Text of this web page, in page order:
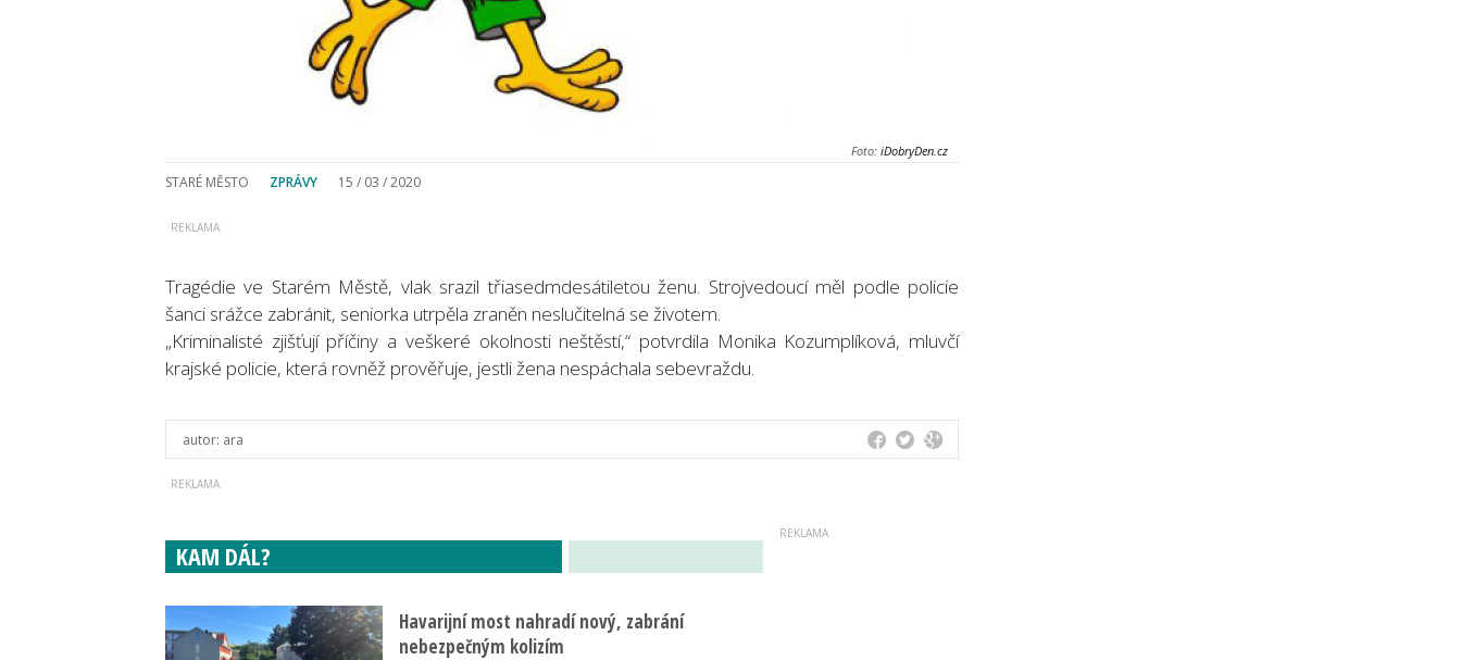
Foto: iDobryDen.cz
STARÉ MĚSTO ZPRÁVY 15 / 03 / 2020
Tragédie ve Starém Městě, vlak srazil třiasedmdesátiletou ženu. Strojvedoucí měl podle policie
šanci srážce zabránit, seniorka utrpěla zraněn neslučitelná se životem.
„Kriminalisté zjišťují příčiny a veškeré okolnosti neštěstí,“ potvrdila Monika Kozumplíková, mluvčí
krajské policie, která rovněž prověřuje, jestli žena nespáchala sebevraždu.
autor: ara
KAM DÁL?
Havarijní most nahradí nový, zabrání
nebezpečným kolizím